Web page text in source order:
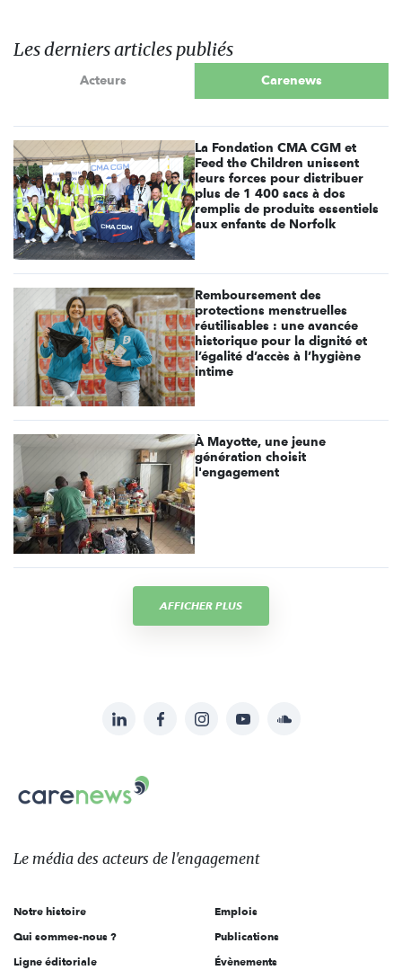
Les derniers articles publiés
Acteurs Carenews
La Fondation CMA CGM et
Feed the Children unissent
leurs forces pour distribuer
plus de 1 400 sacs à dos
remplis de produits essentiels
aux enfants de Norfolk
Remboursement des
protections menstruelles
réutilisables : une avancée
historique pour la dignité et
l’égalité d’accès à l’hygiène
intime
À Mayotte, une jeune
génération choisit
l'engagement
AFFICHER PLUS
sur:
LinkedInFacebookInstagramYouTubeSoundcloud
Carenews,
Le
des
l'engagement
Le média des acteurs de l'engagement
Notre histoire
Qui sommes-nous ?
Ligne éditoriale
Emplois
Publications
Évènements